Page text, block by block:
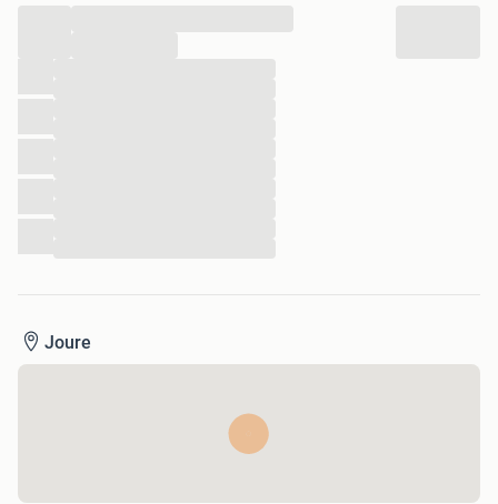
Joure